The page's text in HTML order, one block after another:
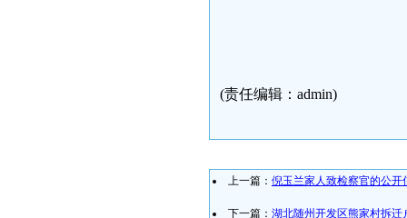
(责任编辑：admin)
上一篇： 倪玉兰家人致检察官的公
下一篇： 湖北随州开发区熊家村拆迁